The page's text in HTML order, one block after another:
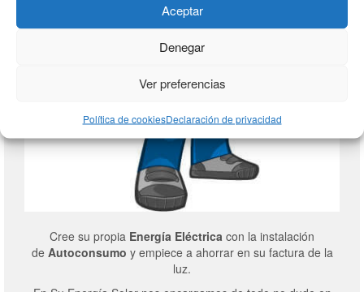
Aceptar
Denegar
Ver preferencias
Política de cookiesDeclaración de privacidad
Cree su propia Energía Eléctrica con la instalación
de Autoconsumo y empiece a ahorrar en su factura de la
luz.